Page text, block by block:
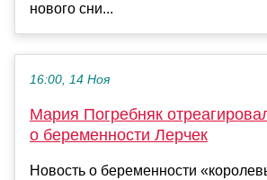
нового сни...
16:00, 14 Ноя
Мария Погребняк
о беременности Лерчек
Новость о беременности